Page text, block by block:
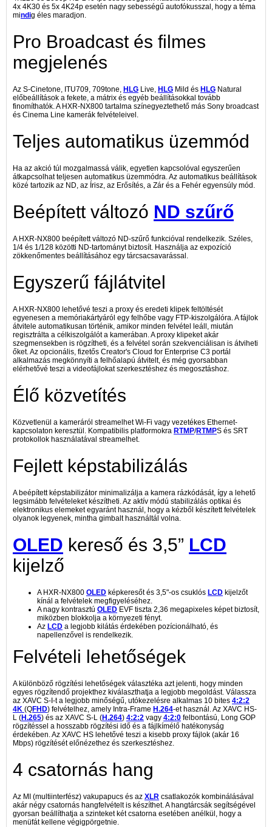
4x 4K30 és 5x 4K24p esetén nagy sebességű autofókusszal, hogy a téma
mindig éles maradjon.
Pro Broadcast és filmes
megjelenés
Az S-Cinetone, ITU709, 709tone, HLG Live, HLG Mild és HLG Natural
előbeállítások a fekete, a mátrix és egyéb beállításokkal tovább
finomíthatók. A HXR-NX800 tartalma színegyeztethető más Sony broadcast
és Cinema Line kamerák felvételeivel.
Teljes automatikus üzemmód
Ha az akció túl mozgalmassá válik, egyetlen kapcsolóval egyszerűen
átkapcsolhat teljesen automatikus üzemmódra. Az automatikus beállítások
közé tartozik az ND, az Írisz, az Erősítés, a Zár és a Fehér egyensúly mód.
Beépített változó ND szűrő
A HXR-NX800 beépített változó ND-szűrő funkcióval rendelkezik. Széles,
1/4 és 1/128 közötti ND-tartományt biztosít. Használja az expozíció
zökkenőmentes beállításához egy tárcsacsavarással.
Egyszerű fájlátvitel
A HXR-NX800 lehetővé teszi a proxy és eredeti klipek feltöltését
egyenesen a memóriakártyáról egy felhőbe vagy FTP-kiszolgálóra. A fájlok
átvitele automatikusan történik, amikor minden felvétel leáll, miután
regisztrálta a célkiszolgálót a kamerában. A proxy klipeket akár
szegmensekben is rögzítheti, és a felvétel során szekvenciálisan is átviheti
őket. Az opcionális, fizetős Creator's Cloud for Enterprise C3 portál
alkalmazás megkönnyíti a felhőalapú átvitelt, és még gyorsabban
elérhetővé teszi a videofájlokat szerkesztéshez és megosztáshoz.
Élő közvetítés
Közvetlenül a kameráról streamelhet Wi-Fi vagy vezetékes Ethernet-
kapcsolaton keresztül. Kompatibilis platformokra RTMP/RTMPS és SRT
protokollok használatával streamelhet.
Fejlett képstabilizálás
A beépített képstabilizátor minimalizálja a kamera rázkódását, így a lehető
legsimább felvételeket készítheti. Az aktív módú stabilizálás optikai és
elektronikus elemeket egyaránt használ, hogy a kézből készített felvételek
olyanok legyenek, mintha gimbalt használtál volna.
OLED kereső és 3,5” LCD
kijelző
A HXR-NX800 OLED képkeresőt és 3,5"-os csuklós LCD kijelzőt
kínál a felvételek megfigyeléséhez.
A nagy kontrasztú OLED EVF tiszta 2,36 megapixeles képet biztosít,
miközben blokkolja a környezeti fényt.
Az LCD a legjobb kilátás érdekében pozícionálható, és
napellenzővel is rendelkezik.
Felvételi lehetőségek
A különböző rögzítési lehetőségek választéka azt jelenti, hogy minden
egyes rögzítendő projekthez kiválaszthatja a legjobb megoldást. Válassza
az XAVC S-I-t a legjobb minőségű, utókezelésre alkalmas 10 bites 4:2:2
4K (QFHD) felvételhez, amely Intra-Frame H.264-et használ. Az XAVC HS-
L (H.265) és az XAVC S-L (H.264) 4:2:2 vagy 4:2:0 felbontású, Long GOP
rögzítéssel a hosszabb rögzítési idő és a fájlkímélő hatékonyság
érdekében. Az XAVC HS lehetővé teszi a kisebb proxy fájlok (akár 16
Mbps) rögzítését előnézethez és szerkesztéshez.
4 csatornás hang
Az MI (multiinterfész) vakupapucs és az XLR csatlakozók kombinálásával
akár négy csatornás hangfelvételt is készíthet. A hangtárcsák segítségével
gyorsan beállíthatja a szinteket két csatorna esetében anélkül, hogy a
menüfát kellene végigpörgetnie.